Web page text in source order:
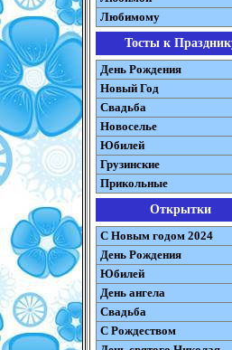
Любимому
Тосты к
День Рождения
Новый Год
Свадьба
Новоселье
Юбилей
Грузинские
Прикольные
Открытки
С Новым годом 2024
День Рождения
Юбилей
День ангела
Свадьба
С Рождеством